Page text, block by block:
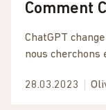
Comment
ChatGPT
nous cherchons
28.03.2023